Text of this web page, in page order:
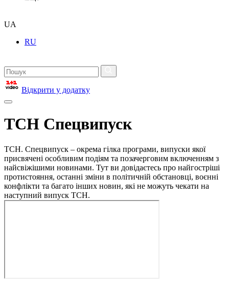
UA
RU
Відкрити у додатку
ТСН Спецвипуск
ТСН. Спецвипуск – окрема гілка програми, випуски якої
присвячені особливим подіям та позачерговим включенням з
найсвіжішими новинами. Тут ви довідаєтесь про найгостріші
протистояння, останні зміни в політичній обстановці, воєнні
конфлікти та багато інших новин, які не можуть чекати на
наступний випуск ТСН.